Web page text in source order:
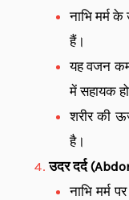
नाभि मर्म
हैं।
यह वजन
में सहायक
शरीर की
है।
उदर दर्द
नाभि मर्म